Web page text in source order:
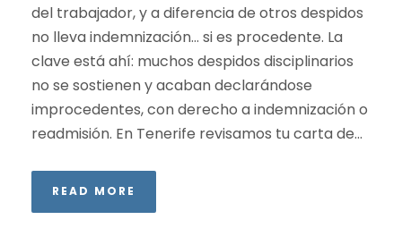
del trabajador, y a diferencia de otros despidos
no lleva indemnización… si es procedente. La
clave está ahí: muchos despidos disciplinarios
no se sostienen y acaban declarándose
improcedentes, con derecho a indemnización o
readmisión. En Tenerife revisamos tu carta de...
READ MORE